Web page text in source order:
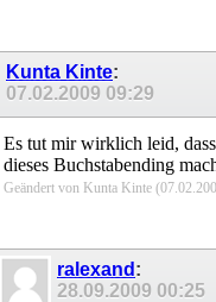
Kunta Kinte:
07.02.2009 09:29
Es tut mir wirklich leid,
dieses Buchstabending
Geändert von Kunta Kinte
ralexand :
28.09.2009 00:25